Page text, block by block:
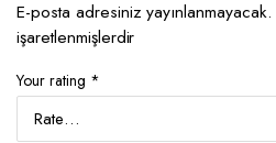
E-posta adresiniz yayınlanmayacak.
işaretlenmişlerdir
Your rating *